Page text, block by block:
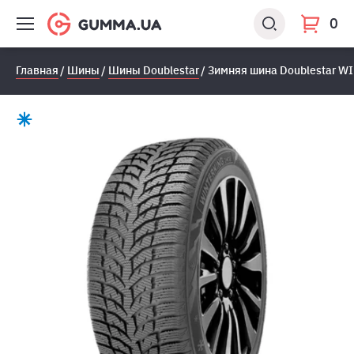
0
Главная Шины Шины Doublestar Зимняя шина Doublestar